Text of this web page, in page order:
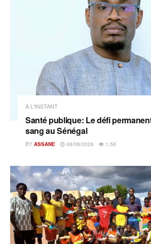
A L'INSTANT
Santé publique: Le défi
sang au Sénégal
BY ASSANE 08/08/2026 1.5K